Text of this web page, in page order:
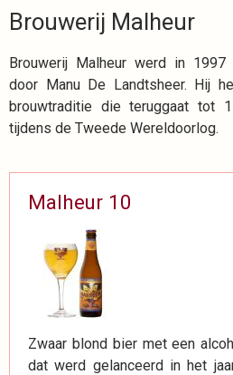
Brouwerij Malheur
Brouwerij Malheur werd in 1997
door Manu De Landtsheer. Hij
brouwtraditie die teruggaat tot
tijdens de Tweede Wereldoorlog.
Malheur 10
Zwaar blond bier met een
dat werd gelanceerd in het